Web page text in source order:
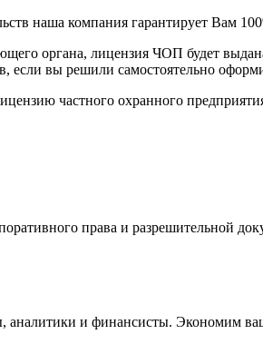
наша компания гарантирует Вам
органа, лицензия ЧОП будет
если вы решили самостоятельно
частного охранного
права и разрешительной
и финансисты. Экономим